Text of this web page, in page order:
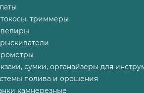
триммеры
сумки, органайзеры для
полива и орошения
камнерезные